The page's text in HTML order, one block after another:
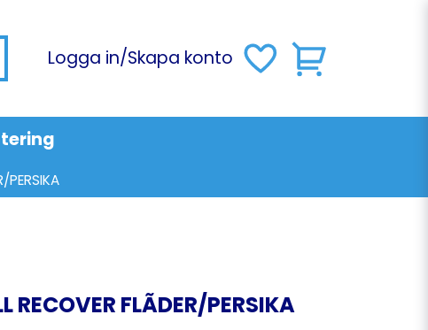
Logga in/Skapa konto
PERSIKA
RECOVER FLÃDER/PERSIKA